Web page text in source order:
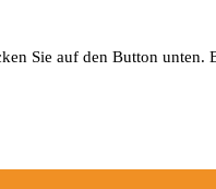
Sie auf den Button unten.